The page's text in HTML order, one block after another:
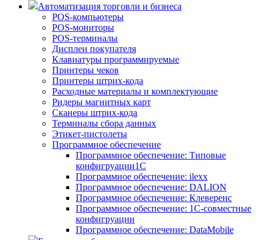
Автоматизация торговли и бизнеса
POS-компьютеры
POS-мониторы
POS-терминалы
Дисплеи покупателя
Клавиатуры программируемые
Принтеры чеков
Принтеры штрих-кода
Расходные материалы и комплектующие
Ридеры магнитных карт
Сканеры штрих-кода
Терминалы сбора данных
Этикет-пистолеты
Программное обеспечение
Программное обеспечение: Типовые
конфигруации1С
Программное обеспечение: ilexx
Программное обеспечение: DALION
Программное обеспечение: Клеверенс
Программное обеспечение: 1С-совместные
конфигруации
Программное обеспечение: DataMobile